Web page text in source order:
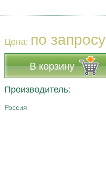
Цена: по запросу
В корзину
Производитель:
Россия